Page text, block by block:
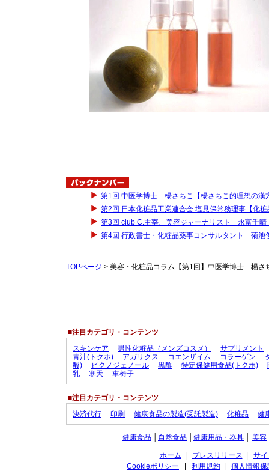
第1回 中医学博士 楊さちこ【楊さちこ的理想の漢
第2回 日本化粧品工業連合会 塩見保常務理事【化
第3回 club C.主宰、美容ジャーナリスト 永富千晴
第4回 行政書士・化粧品薬事コンサルタント 菊池
TOPページ > 美容・化粧品コラム【第1回】中医学博士 楊さ
■注目カテゴリ・コンテンツ
スキンケア
男性化粧品（メンズコスメ）
サプリメント
青汁(トクホ)
アガリクス コエンザイム コラーゲン
酸)
ピクノジェノール 黒酢 特定保健用食品(トクホ)
乳
寒天 車椅子
■注目カテゴリ・コンテンツ
決済代行
印刷 健康食品の製造(受託製造) 化粧品 健
健康食品 自然食品 健康用品・器具 美容
ホーム | プレスリリース | サ
Cookieポリシー | 利用規約 | 個人情報